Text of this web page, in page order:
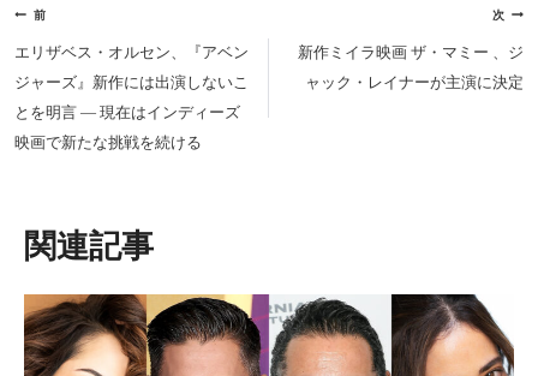
投
稿
ナ
ビ
ゲ
ョ
ン
前
エリザベス・オルセン、『アベン
ジャーズ』新作には出演しないこ
とを明言 ― 現在はインディーズ
映画で新たな挑戦を続ける
次
新作ミイラ映画 ザ・マミー 、ジ
ャック・レイナーが主演に決定
類似投稿